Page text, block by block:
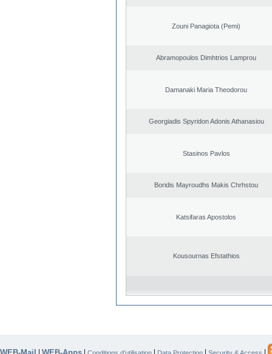
Zouni Panagiota (Pemi)
Abramopoulos Dimhtrios Lamprou
Damanaki Maria Theodorou
Georgiadis Spyridon Adonis Athanasiou
Stasinos Pavlos
Boridis Mayroudhs Makis Chrhstou
Katsifaras Apostolos
Kousournas Efstathios